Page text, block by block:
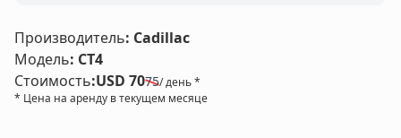
Производитель: Cadillac
Модель: CT4
Стоимость:USD 7075/ день *
* Цена на аренду в текущем месяце